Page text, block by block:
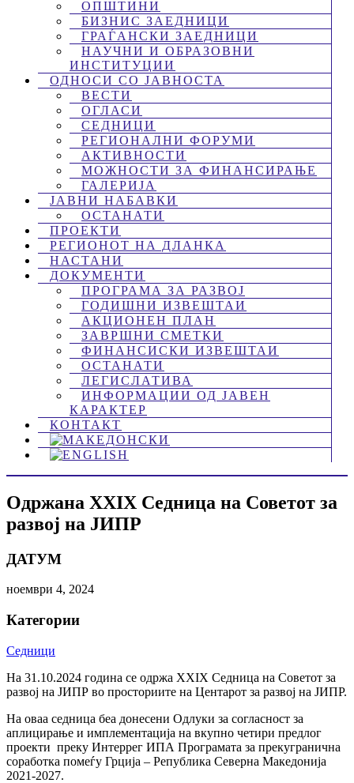
ОПШТИНИ
БИЗНИС ЗАЕДНИЦИ
ГРАЃАНСКИ ЗАЕДНИЦИ
НАУЧНИ И ОБРАЗОВНИ
ИНСТИТУЦИИ
ОДНОСИ СО ЈАВНОСТА
ВЕСТИ
ОГЛАСИ
СЕДНИЦИ
РЕГИОНАЛНИ ФОРУМИ
АКТИВНОСТИ
МОЖНОСТИ ЗА ФИНАНСИРАЊЕ
ГАЛЕРИЈА
ЈАВНИ НАБАВКИ
ОСТАНАТИ
ПРОЕКТИ
РЕГИОНОТ НА ДЛАНКА
НАСТАНИ
ДОКУМЕНТИ
ПРОГРАМА ЗА РАЗВОЈ
ГОДИШНИ ИЗВЕШТАИ
АКЦИОНЕН ПЛАН
ЗАВРШНИ СМЕТКИ
ФИНАНСИСКИ ИЗВЕШТАИ
ОСТАНАТИ
ЛЕГИСЛАТИВА
ИНФОРМАЦИИ ОД ЈАВЕН
КАРАКТЕР
КОНТАКТ
Одржана XXIX Седница на Советот за
развој на ЈИПР
ДАТУМ
ноември 4, 2024
Категории
Седници
На 31.10.2024 година се одржа XXIX Седница на Советот за
развој на ЈИПР во просториите на Центарот за развој на ЈИПР.
На оваа седница беа донесени Одлуки за согласност за
аплицирање и имплементација на вкупно четири предлог
проекти преку Интеррег ИПА Програмата за прекугранична
соработка помеѓу Грција – Република Северна Македонија
2021-2027.